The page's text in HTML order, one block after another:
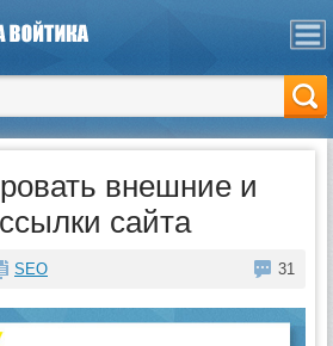
внешние и
сайта
SEO 31